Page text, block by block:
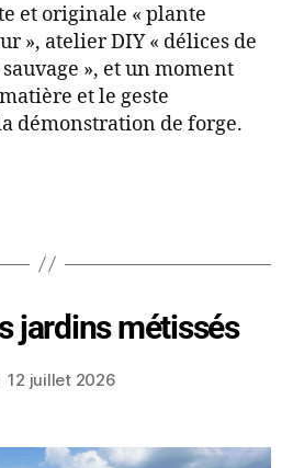
et originale « plante
», atelier DIY « délices de
», et un moment
et le geste
démonstration de forge.
jardins métissés
12 juillet 2026